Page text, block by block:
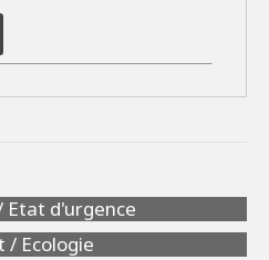
d'urgence
/ Ecologie